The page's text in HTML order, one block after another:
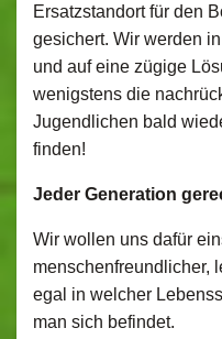
Ersatzstandort für den
gesichert. Wir werden
und auf eine zügige
wenigstens die
Jugendlichen bald
finden!
Jeder Generation
Wir wollen uns dafür
menschenfreundlicher,
egal in welcher
man sich befindet.